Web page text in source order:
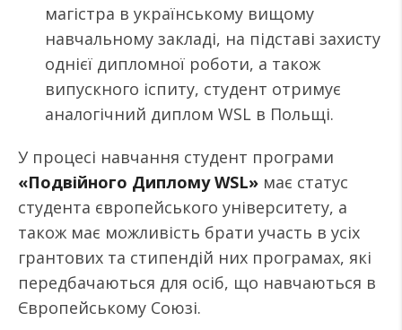
магістра в українському вищому
навчальному закладі, на підставі захисту
однієї дипломної роботи, а також
випускного іспиту, студент отримує
аналогічний диплом WSL в Польщі.
У процесі навчання студент програми
«Подвійного Диплому WSL» має статус
студента європейського університету, а
також має можливість брати участь в усіх
грантових та стипендій них програмах, які
передбачаються для осіб, що навчаються в
Європейському Союзі.